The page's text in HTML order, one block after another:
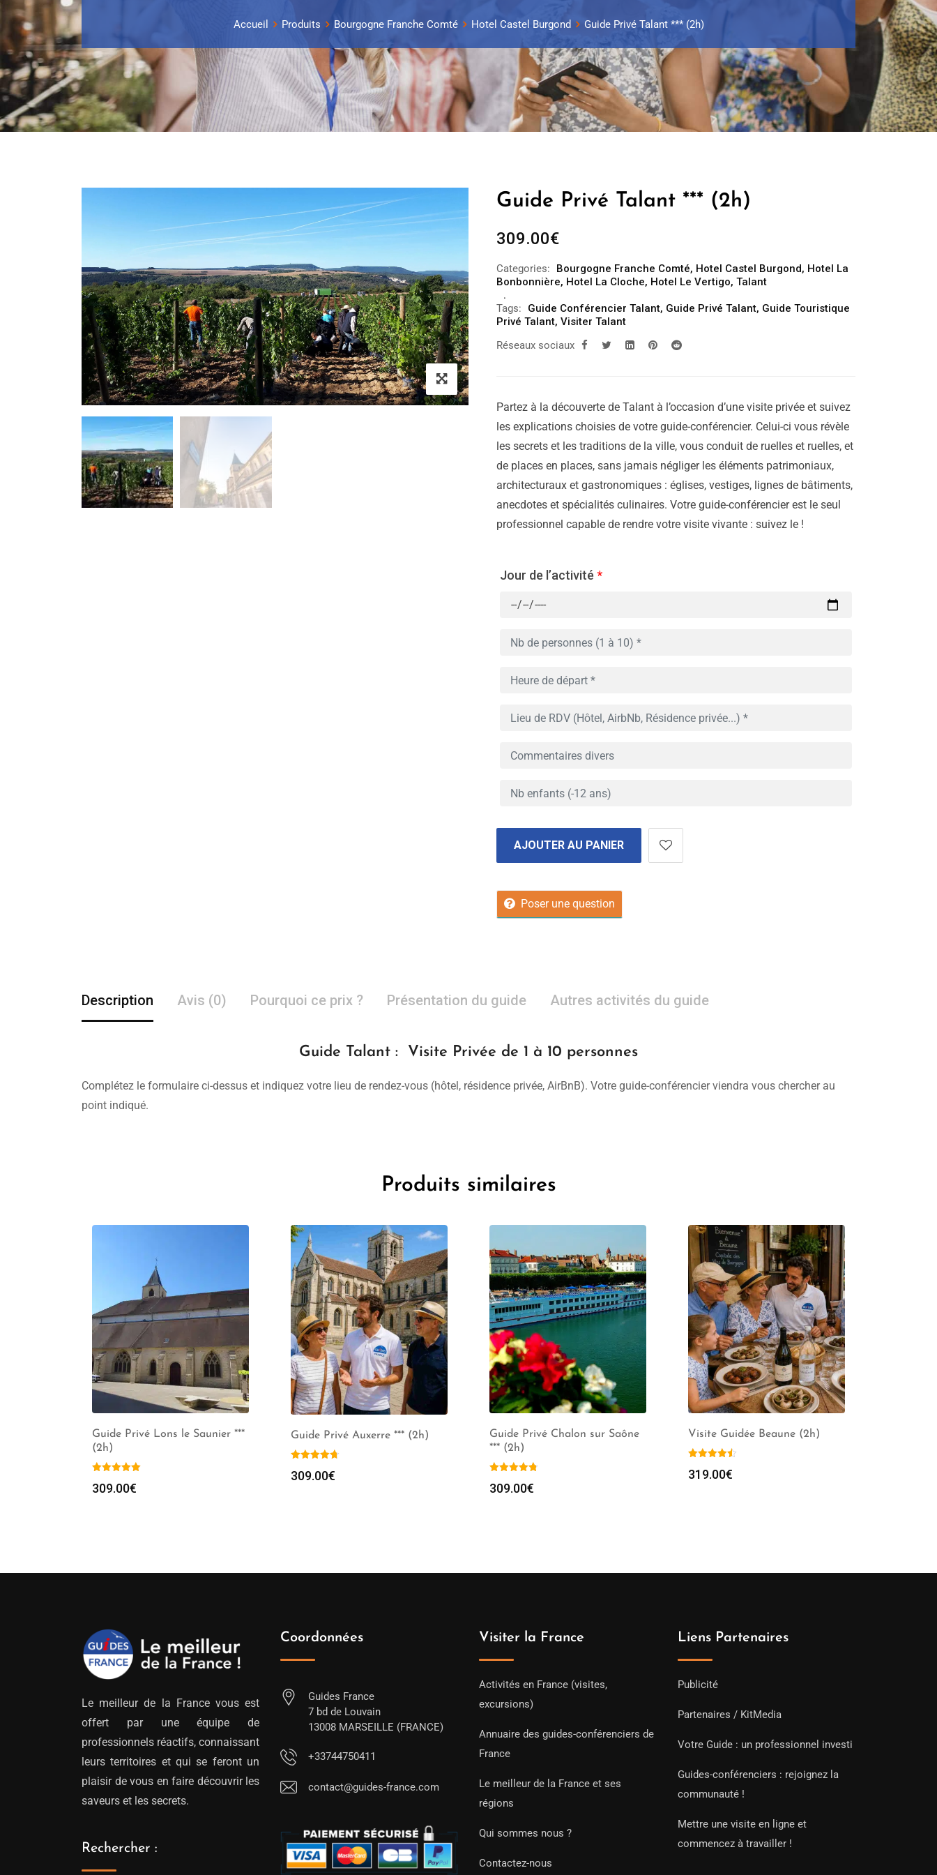
Accueil Produits Bourgogne Franche Comté Hotel Castel Burgond Guide Privé Talant *** (2h)
Guide Privé Talant *** (2h)
309.00€
Categories: Bourgogne Franche Comté, Hotel Castel Burgond, Hotel La
Bonbonnière, Hotel La Cloche, Hotel Le Vertigo, Talant
Tags: Guide Conférencier Talant, Guide Privé Talant, Guide Touristique
Privé Talant, Visiter Talant
Réseaux sociaux
Partez à la découverte de Talant à l’occasion d’une visite privée et suivez
les explications choisies de votre guide-conférencier. Celui-ci vous révèle
les secrets et les traditions de la ville, vous conduit de ruelles et ruelles, et
de places en places, sans jamais négliger les éléments patrimoniaux,
architecturaux et gastronomiques : églises, vestiges, lignes de bâtiments,
anecdotes et spécialités culinaires. Votre guide-conférencier est le seul
professionnel capable de rendre votre visite vivante : suivez le !
Jour de l’activité *
AJOUTER AU PANIER
Poser une question
Description Avis (0) Pourquoi ce prix ? Présentation du guide Autres activités du guide
Guide Talant : Visite Privée de 1 à 10 personnes
Complétez le formulaire ci-dessus et indiquez votre lieu de rendez-vous (hôtel, résidence privée, AirBnB). Votre guide-conférencier viendra vous chercher au
point indiqué.
Produits similaires
Guide Privé Lons le Saunier ***
(2h)
309.00€
Guide Privé Auxerre *** (2h)
309.00€
Guide Privé Chalon sur Saône
*** (2h)
309.00€
Visite Guidée Beaune (2h)
319.00€
Le meilleur de la France vous est
offert par une équipe de
professionnels réactifs, connaissant
leurs territoires et qui se feront un
plaisir de vous en faire découvrir les
saveurs et les secrets.
Rechercher :
Coordonnées
Guides France
7 bd de Louvain
13008 MARSEILLE (FRANCE)
+33744750411
contact@guides-france.com
Visiter la France
Activités en France (visites,
excursions)
Annuaire des guides-conférenciers de
France
Le meilleur de la France et ses
régions
Qui sommes nous ?
Contactez-nous
Liens Partenaires
Publicité
Partenaires / KitMedia
Votre Guide : un professionnel investi
Guides-conférenciers : rejoignez la
communauté !
Mettre une visite en ligne et
commencez à travailler !